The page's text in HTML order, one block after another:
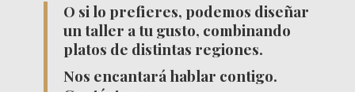
O si lo prefieres, podemos diseñar
un taller a tu gusto, combinando
platos de distintas regiones.
Nos encantará hablar contigo.